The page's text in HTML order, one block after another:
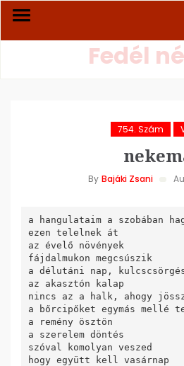
Fedél
754. Szám
By Bajáki Zsani
a hangulataim a szobában
ezen telelnek át
az évelő növények
fájdalmukon megcsúszik
a délutáni nap,
az akasztón kalap
nincs az a halk, ahogy
a bőrcipőket egymás mellé
a remény ösztön
a szerelem döntés
szóval komolyan veszed
hogy együtt kell vasárnap